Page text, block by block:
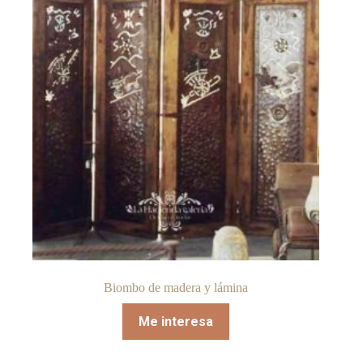
Biombo de madera y lámina
Me interesa